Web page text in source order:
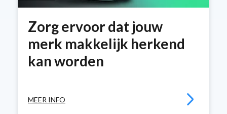
Zorg ervoor dat jouw
merk makkelijk herkend
kan worden
MEER INFO